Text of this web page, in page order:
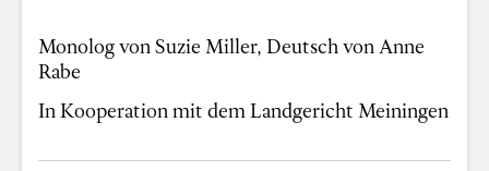
Monolog von Suzie Miller, Deutsch von Anne
Rabe
In Kooperation mit dem Landgericht Meiningen